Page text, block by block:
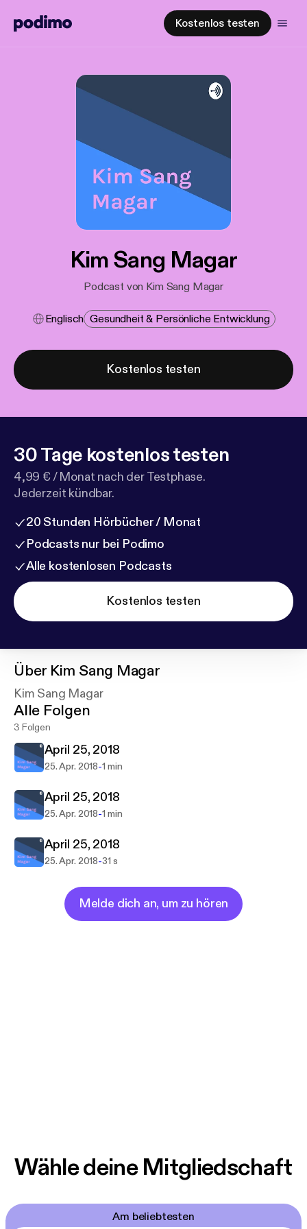
Kostenlos testen
Kim Sang Magar
Podcast von Kim Sang Magar
Englisch Gesundheit & Persönliche Entwicklung
Kostenlos testen
30 Tage kostenlos testen
4,99 € / Monat nach der Testphase.
Jederzeit kündbar.
20 Stunden Hörbücher / Monat
Podcasts nur bei Podimo
Alle kostenlosen Podcasts
Kostenlos testen
Über Kim Sang Magar
Kim Sang Magar
Alle Folgen
3 Folgen
April 25, 2018
25. Apr. 2018-1 min
April 25, 2018
25. Apr. 2018-1 min
April 25, 2018
25. Apr. 2018-31 s
Melde dich an, um zu hören
Wähle deine Mitgliedschaft
Am beliebtesten